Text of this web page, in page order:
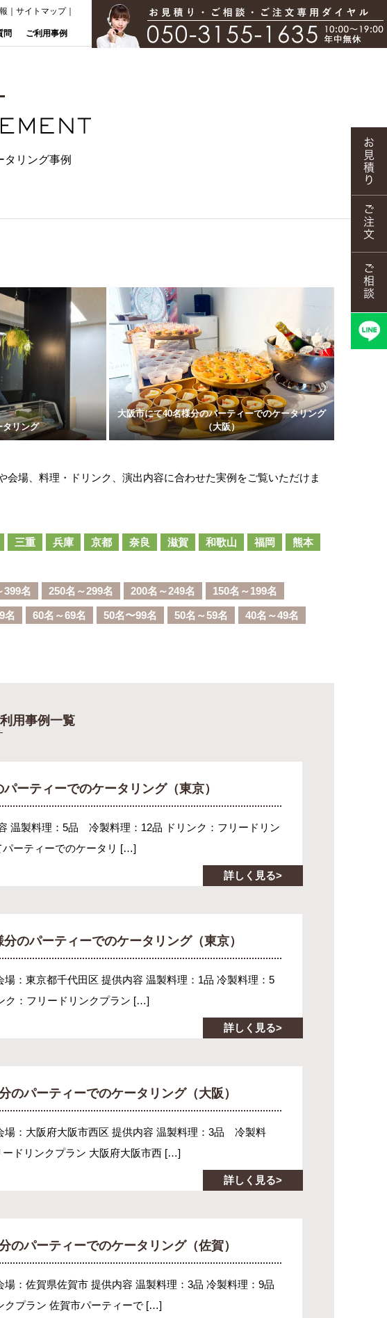
サイトマップ｜
問 ご利用事例
タリング事例
タリング
大阪市にて40名様分のパーティーでのケータリング
（大阪）
場、料理・ドリンク、演出内容に合わせた実例をご覧いただけま
三重 兵庫 京都 奈良 滋賀 和歌山 福岡
熊本
399名 250名～299名 200名～249名 150名～199名
名 60名～69名 50名〜99名 50名～59名 40名～49名
用事例一覧
ーティーでのケータリング（東京）
温製料理：5品 冷製料理：12品 ドリンク：フリードリン
ーティーでのケータリ […]
詳しく見る
のパーティーでのケータリング（東京）
場：東京都千代田区 提供内容 温製料理：1品 冷製料理：5
ク：フリードリンクプラン […]
詳しく見る
のパーティーでのケータリング（大阪）
場：大阪府大阪市西区 提供内容 温製料理：3品 冷製料
ードリンクプラン 大阪府大阪市西 […]
詳しく見る
のパーティーでのケータリング（佐賀）
場：佐賀県佐賀市 提供内容 温製料理：3品 冷製料理：9品
クプラン 佐賀市パーティーで […]